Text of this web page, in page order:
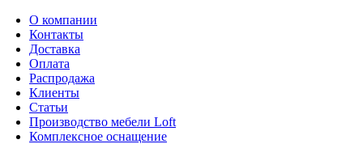
О компании
Контакты
Доставка
Оплата
Распродажа
Клиенты
Статьи
Производство мебели Loft
Комплексное оснащение